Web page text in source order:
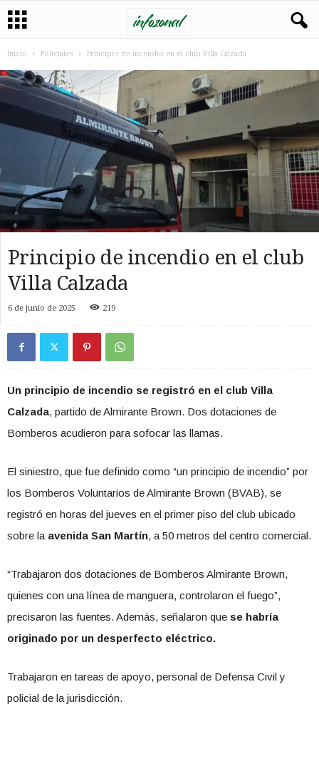
Inicio Policiales Principio de incendio en el club Villa Calzada
Principio de incendio en el club
Villa Calzada
6 de junio de 2025 219
Un principio de incendio se registró en el club Villa
Calzada, partido de Almirante Brown. Dos dotaciones de
Bomberos acudieron para sofocar las llamas.
El siniestro, que fue definido como “un principio de incendio” por
los Bomberos Voluntarios de Almirante Brown (BVAB), se
registró en horas del jueves en el primer piso del club ubicado
sobre la avenida San Martín, a 50 metros del centro comercial.
“Trabajaron dos dotaciones de Bomberos Almirante Brown,
quienes con una línea de manguera, controlaron el fuego”,
precisaron las fuentes. Además, señalaron que se habría
originado por un desperfecto eléctrico.
Trabajaron en tareas de apoyo, personal de Defensa Civil y
policial de la jurisdicción.